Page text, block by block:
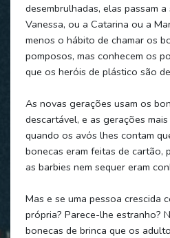
desembrulhadas, elas passam
Vanessa, ou a Catarina ou a
menos o hábito de chamar os
pomposos, mas conhecem os
que os heróis de plástico são
As novas gerações usam os
descartável, e as gerações
quando os avós lhes contam
bonecas eram feitas de cartão,
as barbies nem sequer eram
Mas e se uma pessoa crescida
própria? Parece-lhe estranho?
bonecas de brinca que os